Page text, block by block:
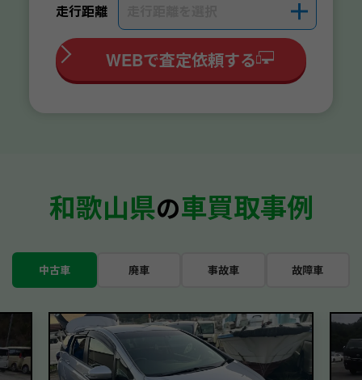
走行距離 ＋
WEBで査定依頼する
和歌山県の車買取事例
中古車 廃車 事故車 故障車